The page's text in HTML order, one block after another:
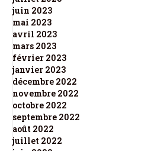
juin 2023
mai 2023
avril 2023
mars 2023
février 2023
janvier 2023
décembre 2022
novembre 2022
octobre 2022
septembre 2022
août 2022
juillet 2022